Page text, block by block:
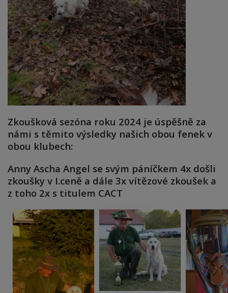
Zkoušková sezóna roku 2024 je úspěšně za
námi s těmito výsledky našich obou fenek v
obou klubech:
Anny Ascha Angel se svým páníčkem 4x došli
zkoušky v I.ceně a dále 3x vítězové zkoušek a
z toho 2x s titulem CACT